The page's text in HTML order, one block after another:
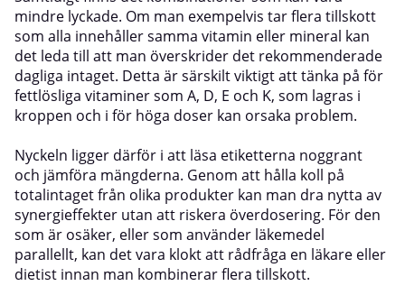
mindre lyckade. Om man exempelvis tar flera tillskott
som alla innehåller samma vitamin eller mineral kan
det leda till att man överskrider det rekommenderade
dagliga intaget. Detta är särskilt viktigt att tänka på för
fettlösliga vitaminer som A, D, E och K, som lagras i
kroppen och i för höga doser kan orsaka problem.
Nyckeln ligger därför i att läsa etiketterna noggrant
och jämföra mängderna. Genom att hålla koll på
totalintaget från olika produkter kan man dra nytta av
synergieffekter utan att riskera överdosering. För den
som är osäker, eller som använder läkemedel
parallellt, kan det vara klokt att rådfråga en läkare eller
dietist innan man kombinerar flera tillskott.